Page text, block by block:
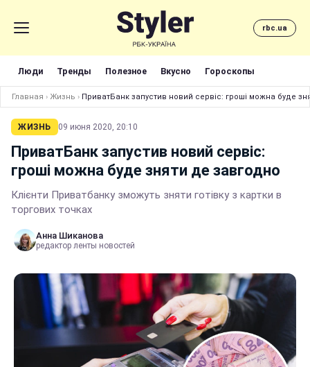
rbc.ua
Люди Тренды Полезное Вкусно Гороскопы
Главная › Жизнь › ПриватБанк запустив новий сервіс: гроші можна буде
ЖИЗНЬ 09 июня 2020, 20:10
ПриватБанк запустив новий сервіс:
гроші можна буде зняти де завгодно
Клієнти Приватбанку зможуть зняти готівку з картки в
торгових точках
Анна Шиканова
редактор ленты новостей